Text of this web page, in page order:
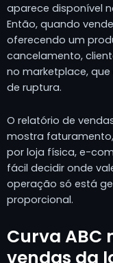
aparece disponível
Então, quando
oferecendo um
cancelamento,
no marketplace,
de ruptura.
O relatório de
mostra
por loja física, e-
fácil decidir onde
operação só está
proporcional.
Curva ABC
vendas da